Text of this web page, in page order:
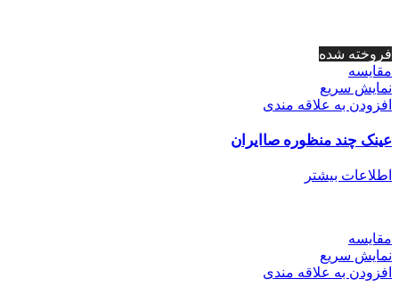
فروخته شده
مقايسه
نمایش سریع
افزودن به علاقه مندی
عینک چند منظوره صاایران
اطلاعات بیشتر
مقايسه
نمایش سریع
افزودن به علاقه مندی